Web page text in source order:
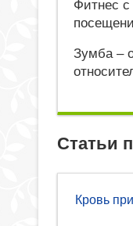
Фитнес с
Зумба –
Статьи
Кровь